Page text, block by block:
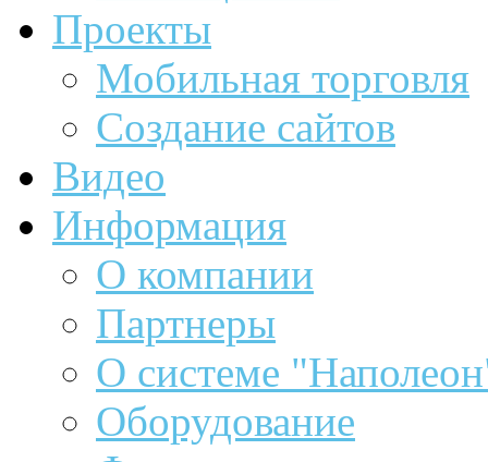
Проекты
Мобильная торговля
Создание сайтов
Видео
Информация
О компании
Партнеры
О системе
Оборудование